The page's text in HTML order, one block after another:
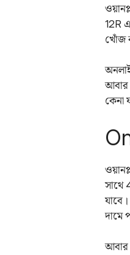
12R
খোঁজ
আবার
কেনা
সাথে
দামে
আবার